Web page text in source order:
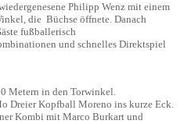
Philipp Wenz mit einem
die Büchse öffnete. Danach
fußballerisch
und schnelles Direktspiel
Metern in den Torwinkel.
Dreier Kopfball Moreno ins kurze Eck.
Kombi mit Marco Burkart und